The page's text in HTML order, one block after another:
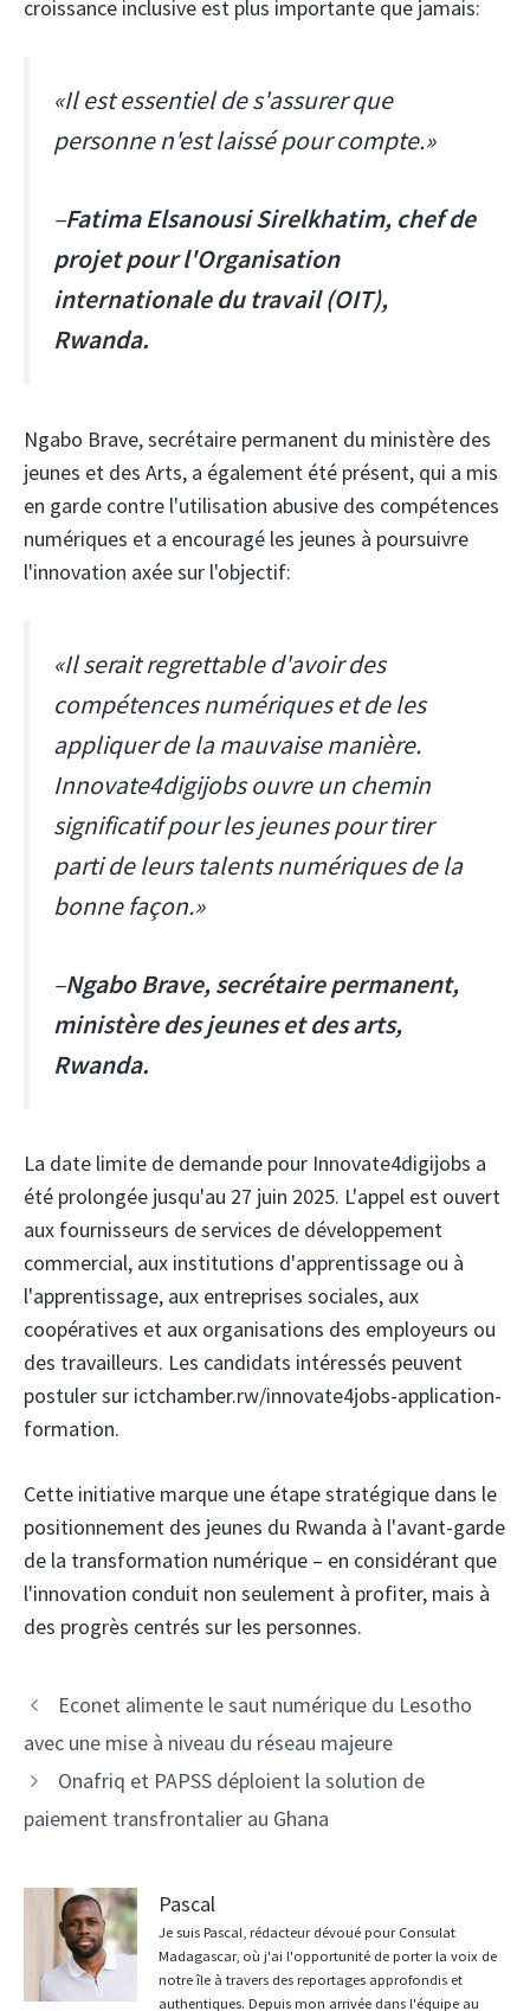
croissance inclusive est plus importante que jamais:
«Il est essentiel de s'assurer que
personne n'est laissé pour compte.»
–Fatima Elsanousi Sirelkhatim, chef de
projet pour l'Organisation
internationale du travail (OIT),
Rwanda.
Ngabo Brave, secrétaire permanent du ministère des
jeunes et des Arts, a également été présent, qui a mis
en garde contre l'utilisation abusive des compétences
numériques et a encouragé les jeunes à poursuivre
l'innovation axée sur l'objectif:
«Il serait regrettable d'avoir des
compétences numériques et de les
appliquer de la mauvaise manière.
Innovate4digijobs ouvre un chemin
significatif pour les jeunes pour tirer
parti de leurs talents numériques de la
bonne façon.»
–Ngabo Brave, secrétaire permanent,
ministère des jeunes et des arts,
Rwanda.
La date limite de demande pour Innovate4digijobs a
été prolongée jusqu'au 27 juin 2025. L'appel est ouvert
aux fournisseurs de services de développement
commercial, aux institutions d'apprentissage ou à
l'apprentissage, aux entreprises sociales, aux
coopératives et aux organisations des employeurs ou
des travailleurs. Les candidats intéressés peuvent
postuler sur ictchamber.rw/innovate4jobs-application-
formation.
Cette initiative marque une étape stratégique dans le
positionnement des jeunes du Rwanda à l'avant-garde
de la transformation numérique – en considérant que
l'innovation conduit non seulement à profiter, mais à
des progrès centrés sur les personnes.
Navigation
des
Econet alimente le saut numérique du Lesotho
avec une mise à niveau du réseau majeure
Onafriq et PAPSS déploient la solution de
paiement transfrontalier au Ghana
Pascal
Je suis Pascal, rédacteur dévoué pour Consulat
Madagascar, où j'ai l'opportunité de porter la voix de
notre île à travers des reportages approfondis et
authentiques. Depuis mon arrivée dans l'équipe au